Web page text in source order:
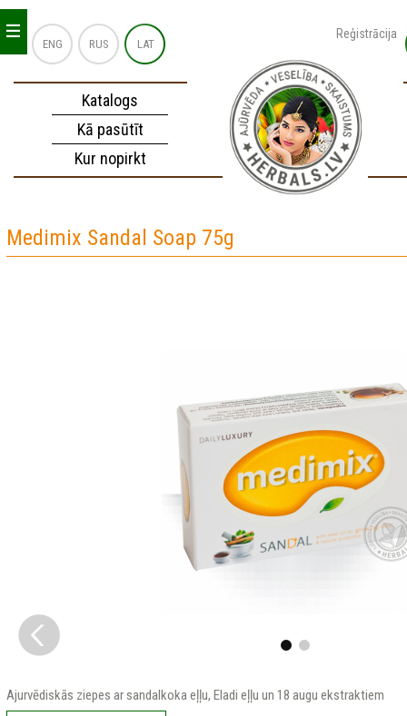
ENG RUS LAT
Reģistrācija
Katalogs
Kā pasūtīt
Kur nopirkt
_
_
_
Medimix Sandal Soap 75g
Ajurvēdiskās ziepes ar sandalkoka eļļu, Eladi eļļu un 18 augu ekstraktiem